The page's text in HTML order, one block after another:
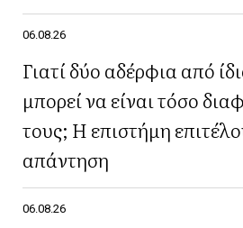
06.08.26
Γιατί δύο αδέρφια από
μπορεί να είναι τόσο
τους; Η επιστήμη
απάντηση
06.08.26